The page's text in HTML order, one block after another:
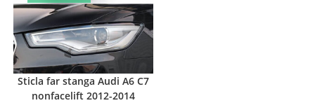
Sticla far stanga Audi A6 C7
nonfacelift 2012-2014